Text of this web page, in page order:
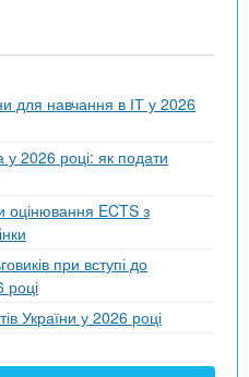
для навчання в ІТ у 2026
у 2026 році: як подати
оцінювання ECTS з
при вступі до
році
України у 2026 році